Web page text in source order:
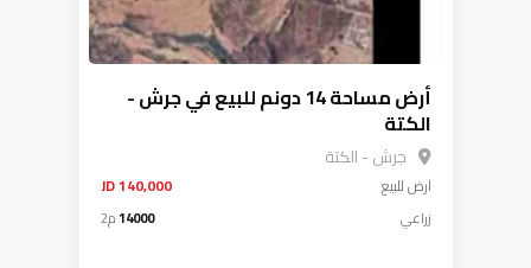
أرض مساحة 14 دونم للبيع في جرش -
الكتة
جرش - الكتة
ارضللبيع 140,000 JD
زراعي 14000م2